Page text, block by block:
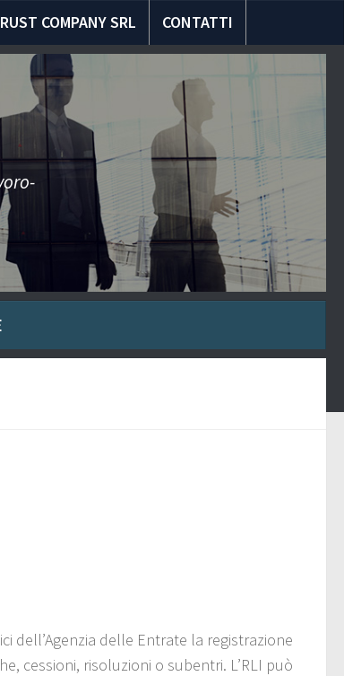
COMPANY SRL CONTATTI
dell’Agenzia delle Entrate la registrazione
cessioni, risoluzioni o subentri. L’RLI può